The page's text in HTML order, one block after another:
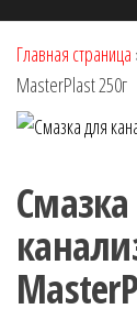
Главная страница
MasterPlast 250г